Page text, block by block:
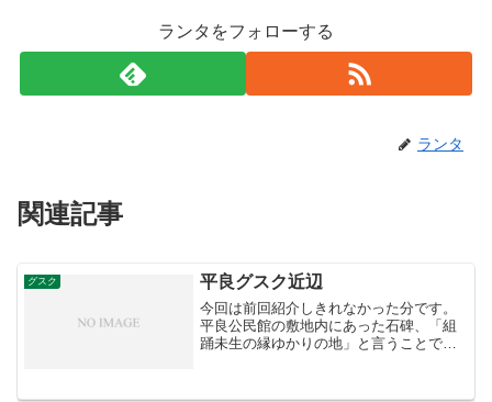
ランタをフォローする
ランタ
関連記事
グスク 平良グスク近辺
今回は前回紹介しきれなかった分です。
平良公民館の敷地内にあった石碑、「組
踊未生の縁ゆかりの地」と言うことで、